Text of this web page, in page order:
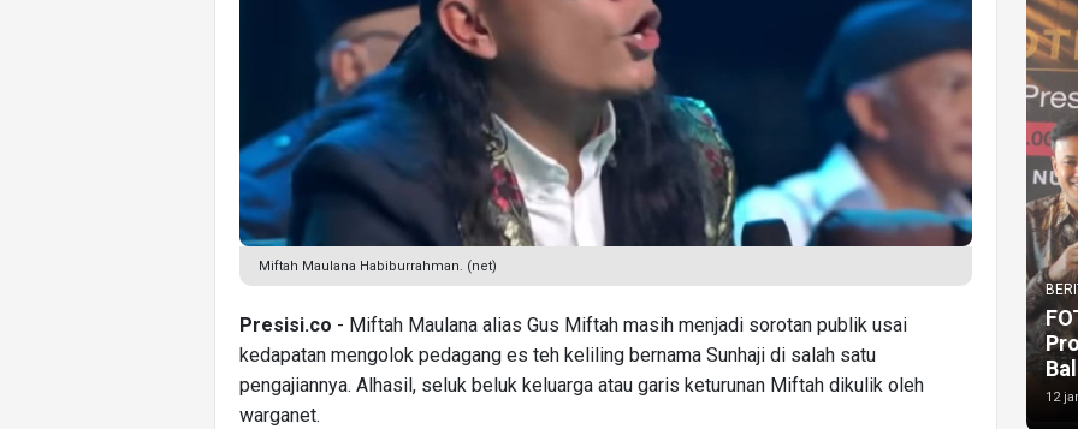
Miftah Maulana Habiburrahman. (net)
Presisi.co - Miftah Maulana alias Gus Miftah masih menjadi sorotan publik usai
kedapatan mengolok pedagang es teh keliling bernama Sunhaji di salah satu
pengajiannya. Alhasil, seluk beluk keluarga atau garis keturunan Miftah dikulik oleh
warganet.
12